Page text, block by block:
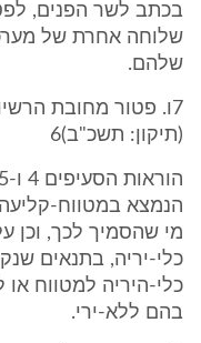
בכתב לשר הפנים,
שלוחה אחרת של
שלהם.
7ו. פטור מחובת
(תיקון: תשכ"ב)6
הנמצא במטווח-
מי שהסמיך לכך, וכן
כלי-יריה, בתנאים
כלי-היריה למטווח
בהם ללא-ירי.